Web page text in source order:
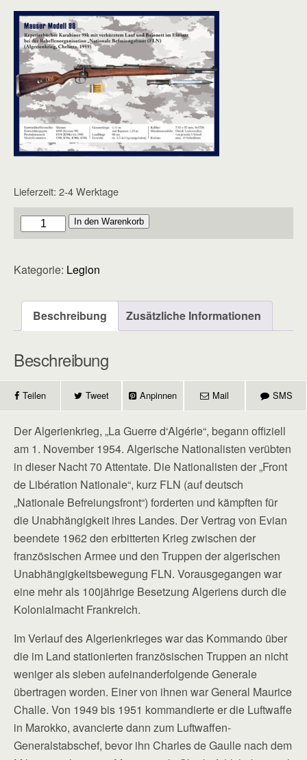
Lieferzeit: 2-4 Werktage
Legion
-
35
In den Warenkorb
Kategorie: Legion
Beschreibung Zusätzliche Informationen
Beschreibung
Teilen Tweet Anpinnen Mail SMS
Der Algerienkrieg, „La Guerre d‘Algérie“, begann offiziell
am 1. November 1954. Algerische Nationalisten verübten
in dieser Nacht 70 Attentate. Die Nationalisten der „Front
de Libération Nationale“, kurz FLN (auf deutsch
„Nationale Befreiungsfront“) forderten und kämpften für
die Unabhängigkeit ihres Landes. Der Vertrag von ­Evian
beendete 1962 den erbitterten Krieg zwischen der
französischen Armee und den Truppen der algerischen
Unabhängigkeits­bewegung FLN. Vorausgegangen war
eine mehr als 100jährige Besetzung Algeriens durch die
Kolonialmacht Frankreich.
Im Verlauf des Algerienkrieges war das Kommando über
die im Land stationierten französischen Truppen an nicht
weniger als sieben aufeinanderfolgende Generale
übertragen worden. Einer von ihnen war General Maurice
Challe. Von 1949 bis 1951 kommandierte er die Luftwaffe
in Marokko, avancierte dann zum Luftwaffen-
Generalstabschef, bevor ihn Charles de Gaulle nach dem